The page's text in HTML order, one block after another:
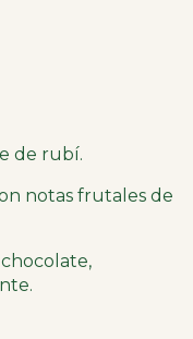
de rubí.
notas frutales de